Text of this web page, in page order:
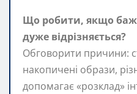
Що робити, якщо
дуже відрізняється?
Обговорити причини:
накопичені образи,
допомагає «розклад»